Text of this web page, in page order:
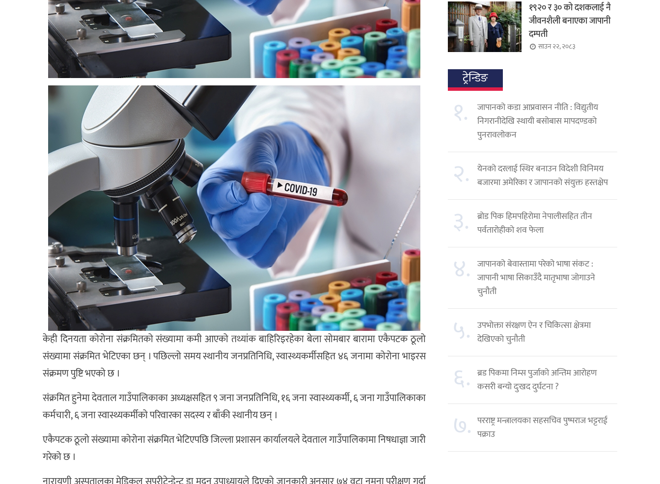
केही दिनयता कोरोना संक्रमितको संख्यामा कमी आएको तथ्यांक बाहिरिइरहेका बेला सोमबार बारामा एकैपटक ठूलो
संख्यामा संक्रमित भेटिएका छन् । पछिल्लो समय स्थानीय जनप्रतिनिधि, स्वास्थ्यकर्मीसहित ४६ जनामा कोरोना भाइरस
संक्रमण पुष्टि भएको छ ।
संक्रमित हुनेमा देवताल गाउँपालिकाका अध्यक्षसहित ९ जना जनप्रतिनिधि, १६ जना स्वास्थ्यकर्मी, ६ जना गाउँपालिकाका
कर्मचारी, ६ जना स्वास्थ्यकर्मीको परिवारका सदस्य र बाँकी स्थानीय छन् ।
एकैपटक ठूलो संख्यामा कोरोना संक्रमित भेटिएपछि जिल्ला प्रशासन कार्यालयले देवताल गाउँपालिकामा निषधाज्ञा जारी
गरेको छ ।
१९२० र ३० को दशकलाई नै
जीवनशैली बनाएका जापानी
दम्पती
साउन २२, २०८३
ट्रेन्डिङ
१.
जापानको कडा आप्रवासन नीति : विद्युतीय
निगरानीदेखि स्थायी बसोबास मापदण्डको
पुनरावलोकन
२.
येनको दरलाई स्थिर बनाउन विदेशी विनिमय
बजारमा अमेरिका र जापानको संयुक्त हस्तक्षेप
३.
ब्रोड पिक हिमपहिरोमा नेपालीसहित तीन
पर्वतारोहीको शव फेला
४. जापानको बेवास्तामा परेको भाषा संकट :
जापानी भाषा सिकाउँदै मातृभाषा जोगाउने
चुनौती
५. उपभोक्ता संरक्षण ऐन र चिकित्सा क्षेत्रमा
देखिएको चुनौती
६. ब्रड पिकमा निम्स पुर्जाको अन्तिम आरोहण
कसरी बन्यो दुःखद दुर्घटना ?
७. परराष्ट्र मन्त्रालयका सहसचिव पुष्पराज भट्टराई
पक्राउ